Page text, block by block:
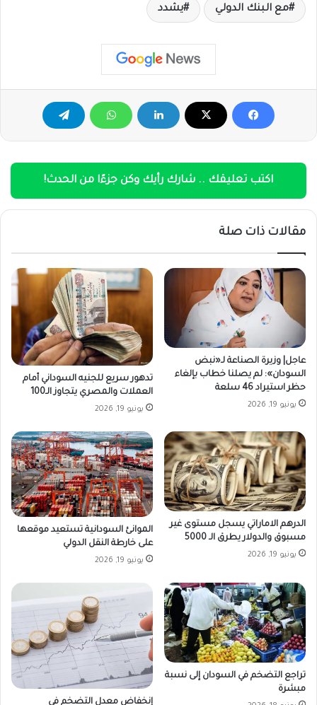
مع البنك الدولي يشدد
اكتب تعليقك .. شارك رأيك وكن جزءًا من الحدث!
مقالات ذات صلة
عاجل| وزيرة الصناعة لـ«نبض
السودان»: لم يصلنا خطاب بإلغاء
حظر استيراد 46 سلعة
يونيو 19, 2026
تدهور سريع للجنيه السوداني أمام
العملات والمصري يتجاوز الـ100
يونيو 19, 2026
الدرهم الاماراتي يسجل مستوى غير
مسبوق والدولار يطرق الـ 5000
يونيو 19, 2026
الموانئ السودانية تستعيد موقعها
على خارطة النقل الدولي
يونيو 19, 2026
تراجع التضخم في السودان إلى نسبة
مبشرة
إنخفاض معدل التضخم في